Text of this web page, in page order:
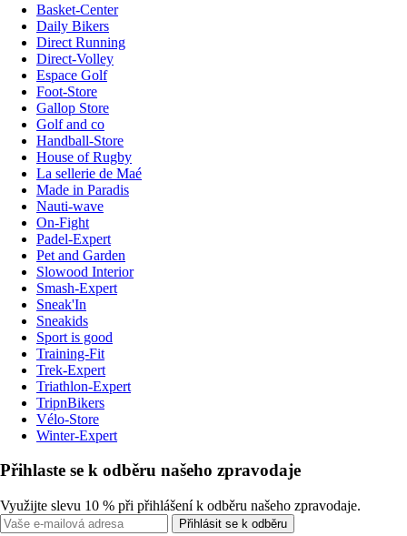
Basket-Center
Daily Bikers
Direct Running
Direct-Volley
Espace Golf
Foot-Store
Gallop Store
Golf and co
Handball-Store
House of Rugby
La sellerie de Maé
Made in Paradis
Nauti-wave
On-Fight
Padel-Expert
Pet and Garden
Slowood Interior
Smash-Expert
Sneak'In
Sneakids
Sport is good
Training-Fit
Trek-Expert
Triathlon-Expert
TripnBikers
Vélo-Store
Winter-Expert
Přihlaste se k odběru našeho zpravodaje
Využijte slevu 10 % při přihlášení k odběru našeho zpravodaje.
Přihlásit se k odběru